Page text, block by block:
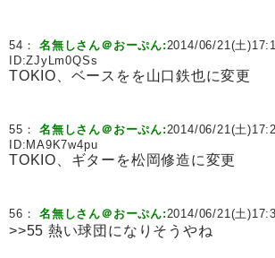
54：名無しさん＠おーぷん:2014/06/21(土
ID:ZJyLm0QSs
TOKIO、ベースをを山口鉄也に変更
55：名無しさん＠おーぷん:2014/06/21(土
ID: MA9K7w4pu
TOKIO、ギターを松岡修造に変更
56：名無しさん＠おーぷん:2014/06/21(土
>>55 熱い球団になりそうやね